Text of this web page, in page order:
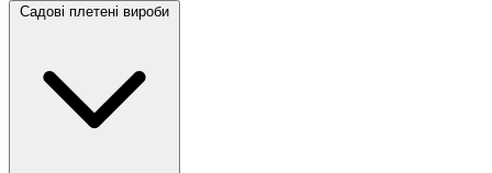
Садові плетені вироби